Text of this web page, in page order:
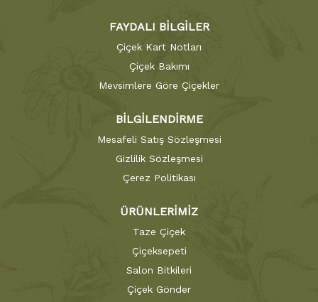
FAYDALI BİLGİLER
Çiçek Kart Notları
Çiçek Bakımı
Mevsimlere Göre Çiçekler
BİLGİLENDİRME
Mesafeli Satış Sözleşmesi
Gizlilik Sözleşmesi
Çerez Politikası
ÜRÜNLERİMİZ
Taze Çiçek
Çiçeksepeti
Salon Bitkileri
Çiçek Gönder